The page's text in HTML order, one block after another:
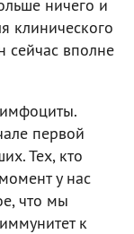
ничего и
клинического
сейчас вполне
первой
Тех, кто
у нас
что мы
к